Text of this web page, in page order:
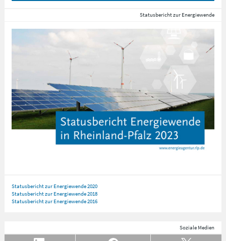
Statusbericht zur Energiewende
Statusbericht zur Energiewende 2020
Statusbericht zur Energiewende 2018
Statusbericht zur Energiewende 2016
Soziale Medien